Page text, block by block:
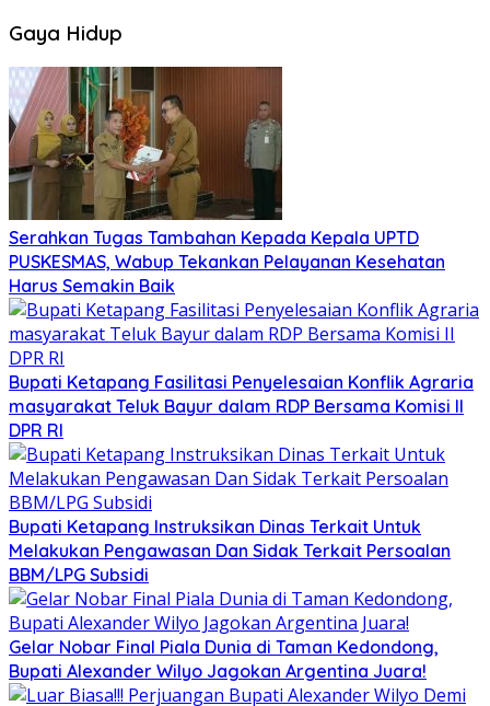
Gaya Hidup
Serahkan Tugas Tambahan Kepada Kepala UPTD
PUSKESMAS, Wabup Tekankan Pelayanan Kesehatan
Harus Semakin Baik
Bupati Ketapang Fasilitasi Penyelesaian Konflik Agraria
masyarakat Teluk Bayur dalam RDP Bersama Komisi II
DPR RI
Bupati Ketapang Instruksikan Dinas Terkait Untuk
Melakukan Pengawasan Dan Sidak Terkait Persoalan
BBM/LPG Subsidi
Gelar Nobar Final Piala Dunia di Taman Kedondong,
Bupati Alexander Wilyo Jagokan Argentina Juara!